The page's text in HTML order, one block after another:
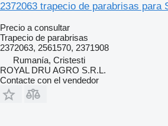
2372063 trapecio de parabrisas para
Precio a consultar
Trapecio de parabrisas
2372063, 2561570, 2371908
Rumanía, Cristesti
ROYAL DRU AGRO S.R.L.
Contacte con el vendedor